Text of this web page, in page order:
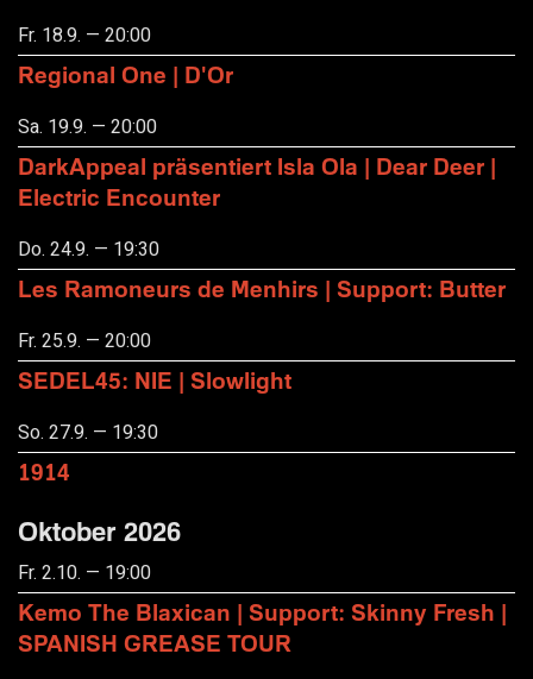
Fr. 18.9. — 20:00
Regional One | D'Or
Sa. 19.9. — 20:00
DarkAppeal präsentiert Isla Ola | Dear Deer |
Electric Encounter
Do. 24.9. — 19:30
Les Ramoneurs de Menhirs | Support: Butter
Fr. 25.9. — 20:00
SEDEL45: NIE | Slowlight
So. 27.9. — 19:30
1914
Oktober 2026
Fr. 2.10. — 19:00
Kemo The Blaxican | Support: Skinny Fresh |
SPANISH GREASE TOUR